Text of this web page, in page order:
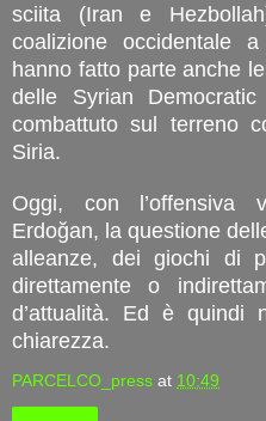
sciita (Iran e
coalizione occidentale
hanno fatto parte anche
delle Syrian
combattuto sul terreno
Siria.
Oggi, con l’offensiva
Erdoğan, la questione
alleanze, dei giochi di
direttamente o
d’attualità. Ed è quindi
chiarezza.
PARCELCO_press at 10:49